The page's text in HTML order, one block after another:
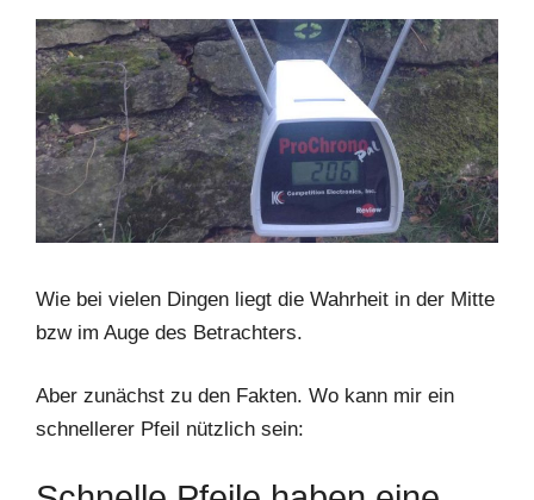
Wie bei vielen Dingen liegt die Wahrheit in der Mitte
bzw im Auge des Betrachters.
Aber zunächst zu den Fakten. Wo kann mir ein
schnellerer Pfeil nützlich sein: